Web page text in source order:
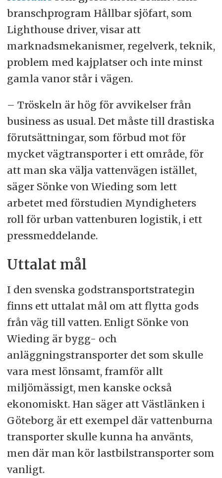
branschprogram Hållbar sjöfart, som
Lighthouse driver, visar att
marknadsmekanismer, regelverk, teknik,
problem med kajplatser och inte minst
gamla vanor står i vägen.
– Tröskeln är hög för avvikelser från
business as usual. Det måste till drastiska
förutsättningar, som förbud mot för
mycket vägtransporter i ett område, för
att man ska välja vattenvägen istället,
säger Sönke von Wieding som lett
arbetet med förstudien Myndigheters
roll för urban vattenburen logistik, i ett
pressmeddelande.
Uttalat mål
I den svenska godstransportstrategin
finns ett uttalat mål om att flytta gods
från väg till vatten. Enligt Sönke von
Wieding är bygg- och
anläggningstransporter det som skulle
vara mest lönsamt, framför allt
miljömässigt, men kanske också
ekonomiskt. Han säger att Västlänken i
Göteborg är ett exempel där vattenburna
transporter skulle kunna ha använts,
men där man kör lastbilstransporter som
vanligt.